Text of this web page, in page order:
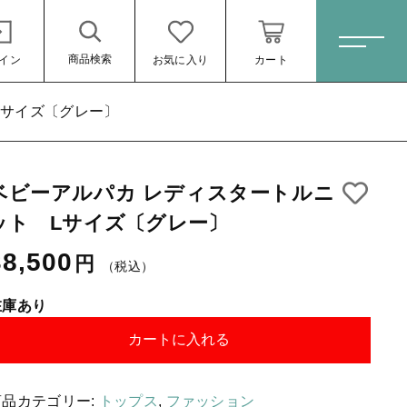
ン
商品検索 お気に入り カート
イズ〔グレー〕
ビーアルパカ レディスタートルニ
ト Lサイズ〔グレー〕
円 （税込）
あり
カートに入れる
カテゴリー: トップス , ファッション
ホーム
すべての商品
スキンケア・石鹸
HINOKI（土佐ヒノキ）シリーズ
洗剤・食器用石鹸
ル